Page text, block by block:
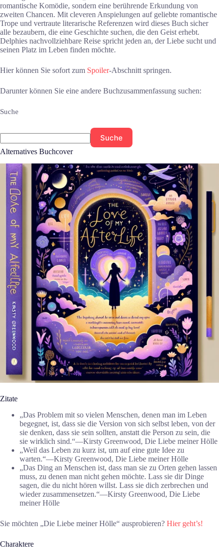
romantische Komödie, sondern eine berührende Erkundung von
zweiten Chancen. Mit cleveren Anspielungen auf geliebte romantische
Trope und vertraute literarische Referenzen wird dieses Buch sicher
alle bezaubern, die eine Geschichte suchen, die den Geist erhebt.
Delphies nachvollziehbare Reise spricht jeden an, der Liebe sucht und
seinen Platz im Leben finden möchte.
Hier können Sie sofort zum Spoiler-Abschnitt springen.
Darunter können Sie eine andere Buchzusammenfassung suchen:
Suche
Suche
Alternatives Buchcover
Zitate
„Das Problem mit so vielen Menschen, denen man im Leben
begegnet, ist, dass sie die Version von sich selbst leben, von der
sie denken, dass sie sein sollten, anstatt die Person zu sein, die
sie wirklich sind.“―Kirsty Greenwood, Die Liebe meiner Hölle
„Weil das Leben zu kurz ist, um auf eine gute Idee zu
warten.“―Kirsty Greenwood, Die Liebe meiner Hölle
„Das Ding an Menschen ist, dass man sie zu Orten gehen lassen
muss, zu denen man nicht gehen möchte. Lass sie dir Dinge
sagen, die du nicht hören willst. Lass sie dich zerbrechen und
wieder zusammensetzen.“―Kirsty Greenwood, Die Liebe
meiner Hölle
Sie möchten „Die Liebe meiner Hölle“ ausprobieren? Hier geht’s!
Charaktere